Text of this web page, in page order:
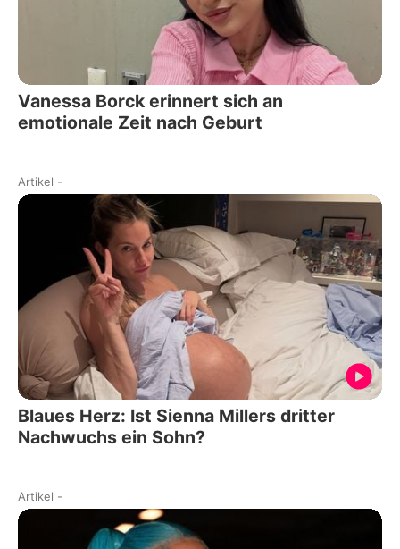
Vanessa Borck erinnert sich an
emotionale Zeit nach Geburt
Artikel -
Blaues Herz: Ist Sienna Millers dritter
Nachwuchs ein Sohn?
Artikel -